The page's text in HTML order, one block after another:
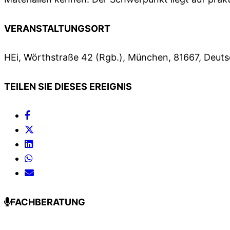
VERANSTALTUNGSORT
HEi, Wörthstraße 42 (Rgb.), München, 81667,
TEILEN SIE DIESES EREIGNIS
FACHBERATUNG